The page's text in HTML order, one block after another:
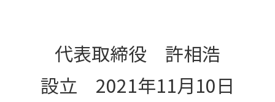
代表取締役 許相浩
設立 2021年11月10日